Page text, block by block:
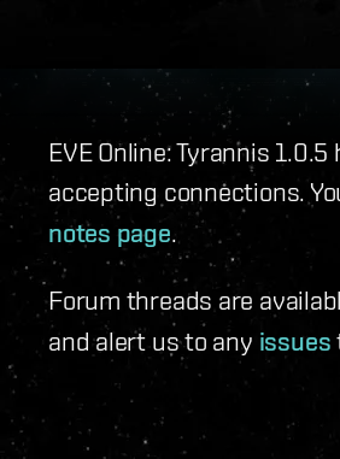
EVE Online: Tyrannis
accepting connections.
notes page.
Forum threads are
and alert us to any issues